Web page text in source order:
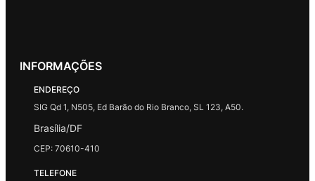
INFORMAÇÕES
ENDEREÇO
SIG Qd 1, N505, Ed Barão do Rio Branco, SL 123, A50.
Brasília/DF
CEP: 70610-410
TELEFONE